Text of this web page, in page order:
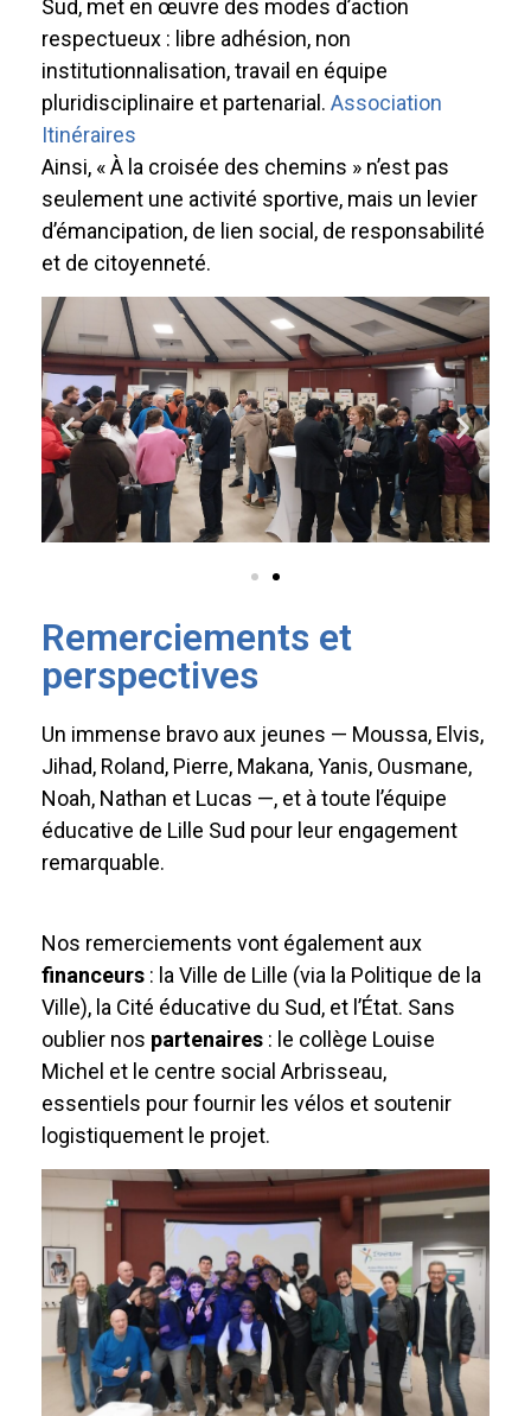
Sud, met en œuvre des modes d’action
respectueux : libre adhésion, non
institutionnalisation, travail en équipe
pluridisciplinaire et partenarial. Association
Itinéraires
Ainsi, « À la croisée des chemins » n’est pas
seulement une activité sportive, mais un levier
d’émancipation, de lien social, de responsabilité
et de citoyenneté.
Remerciements et
perspectives
Un immense bravo aux jeunes — Moussa, Elvis,
Jihad, Roland, Pierre, Makana, Yanis, Ousmane,
Noah, Nathan et Lucas —, et à toute l’équipe
éducative de Lille Sud pour leur engagement
remarquable.
Nos remerciements vont également aux
financeurs : la Ville de Lille (via la Politique de la
Ville), la Cité éducative du Sud, et l’État. Sans
oublier nos partenaires : le collège Louise
Michel et le centre social Arbrisseau,
essentiels pour fournir les vélos et soutenir
logistiquement le projet.